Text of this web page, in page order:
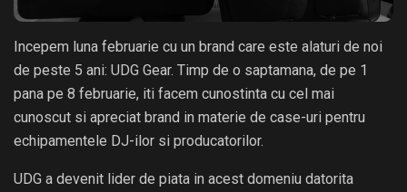
Incepem luna februarie cu un brand care este alaturi de noi
de peste 5 ani: UDG Gear. Timp de o saptamana, de pe 1
pana pe 8 februarie, iti facem cunostinta cu cel mai
cunoscut si apreciat brand in materie de case-uri pentru
echipamentele DJ-ilor si producatorilor.
UDG a devenit lider de piata in acest domeniu datorita